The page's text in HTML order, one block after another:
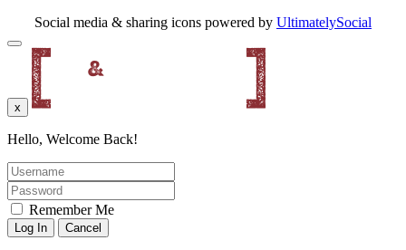
Social media & sharing icons powered by UltimatelySocial
x
Hello, Welcome Back!
Remember Me